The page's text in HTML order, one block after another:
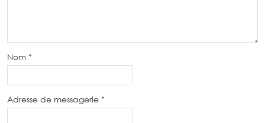
Nom *
Adresse de messagerie *